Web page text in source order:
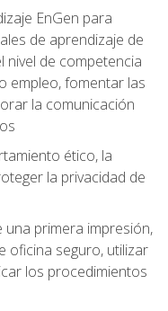
EnGen para
de aprendizaje de
nivel de competencia
empleo, fomentar las
la comunicación
ético, la
la privacidad de
primera impresión,
oficina seguro, utilizar
los procedimientos